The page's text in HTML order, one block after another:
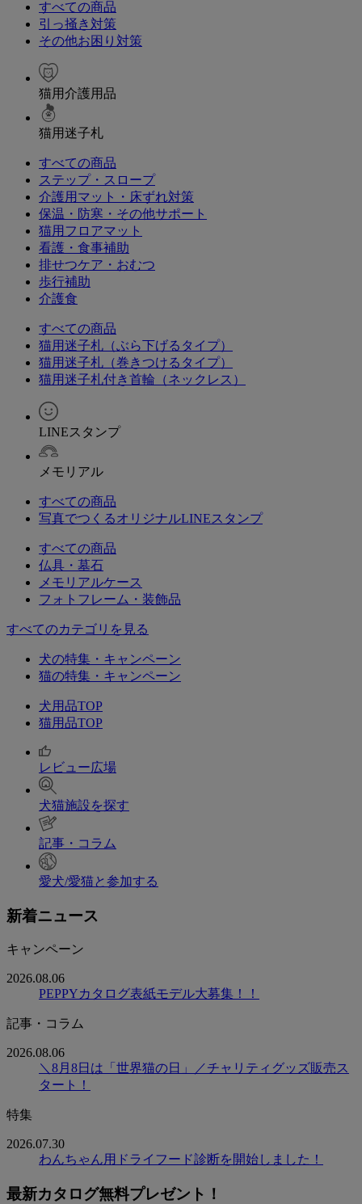
すべての商品
引っ掻き対策
その他お困り対策
猫用介護用品
猫用迷子札
すべての商品
ステップ・スロープ
介護用マット・床ずれ対策
保温・防寒・その他サポート
猫用フロアマット
看護・食事補助
排せつケア・おむつ
歩行補助
介護食
すべての商品
猫用迷子札（ぶら下げるタイプ）
猫用迷子札（巻きつけるタイプ）
猫用迷子札付き首輪（ネックレス）
LINEスタンプ
メモリアル
すべての商品
写真でつくるオリジナルLINEスタンプ
すべての商品
仏具・墓石
メモリアルケース
フォトフレーム・装飾品
すべてのカテゴリを見る
犬の特集・キャンペーン
猫の特集・キャンペーン
犬用品TOP
猫用品TOP
レビュー広場
犬猫施設を探す
記事・コラム
愛犬/愛猫と参加する
新着ニュース
キャンペーン
2026.08.06
PEPPYカタログ表紙モデル大募集！！
記事・コラム
2026.08.06
＼8月8日は「世界猫の日」／チャリティグッズ販売ス
タート！
特集
2026.07.30
わんちゃん用ドライフード診断を開始しました！
最新カタログ無料プレゼント！